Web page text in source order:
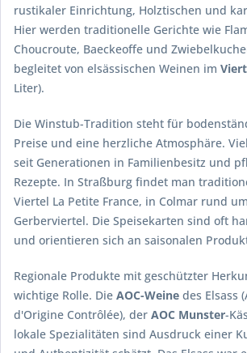
rustikaler Einrichtung, Holztischen und
Hier werden traditionelle Gerichte wie
Choucroute, Baeckeoffe und
begleitet von elsässischen Weinen im
Liter).
Die Winstub-Tradition steht für
Preise und eine herzliche Atmosphäre.
seit Generationen in Familienbesitz und
Rezepte. In Straßburg findet man
Viertel La Petite France, in Colmar rund
Gerberviertel. Die Speisekarten sind oft
und orientieren sich an saisonalen
Regionale Produkte mit geschützter
wichtige Rolle. Die AOC-Weine des Elsass
d'Origine Contrôlée), der AOC Munster-
lokale Spezialitäten sind Ausdruck einer